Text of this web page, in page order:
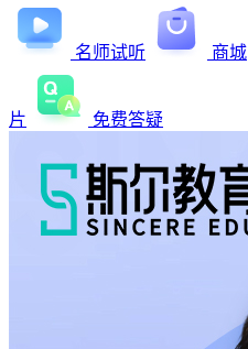
名师试听 商城
片 免费答疑